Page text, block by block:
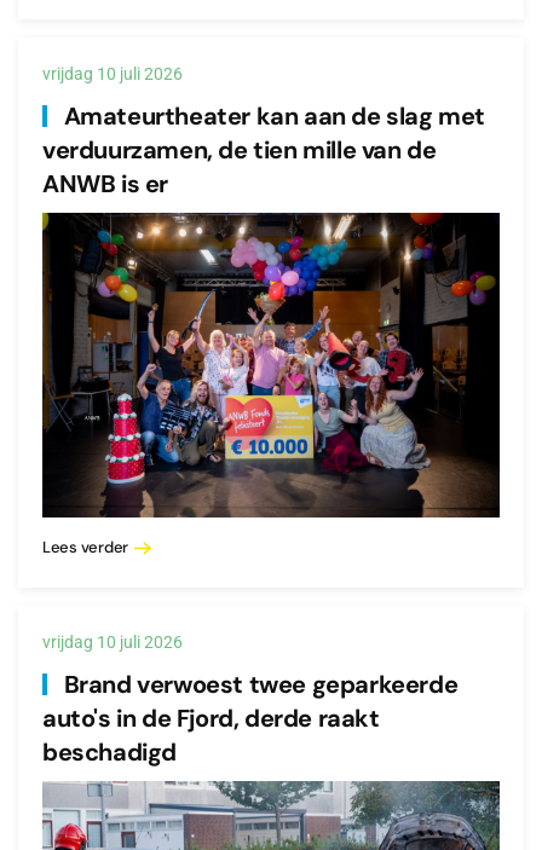
vrijdag 10 juli 2026
Amateurtheater kan aan de slag met
verduurzamen, de tien mille van de
ANWB is er
Lees verder
vrijdag 10 juli 2026
Brand verwoest twee geparkeerde
auto's in de Fjord, derde raakt
beschadigd